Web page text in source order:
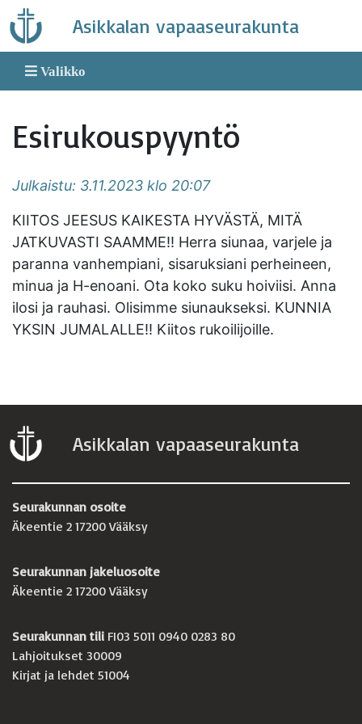
Skip
to
content
Asikkalan vapaaseurakunta
Valikko
Esirukouspyyntö
Julkaistu: 3.11.2023 klo 20:07
KIITOS JEESUS KAIKESTA HYVÄSTÄ, MITÄ
JATKUVASTI SAAMME!! Herra siunaa, varjele ja
paranna vanhempiani, sisaruksiani perheineen,
minua ja H-enoani. Ota koko suku hoiviisi. Anna
ilosi ja rauhasi. Olisimme siunaukseksi. KUNNIA
YKSIN JUMALALLE!! Kiitos rukoilijoille.
Asikkalan vapaaseurakunta
Seurakunnan osoite
Äkeentie 2 17200 Vääksy
Seurakunnan jakeluosoite
Äkeentie 2 17200 Vääksy
Seurakunnan tili FI03 5011 0940 0283 80
Lahjoitukset 30009
Kirjat ja lehdet 51004